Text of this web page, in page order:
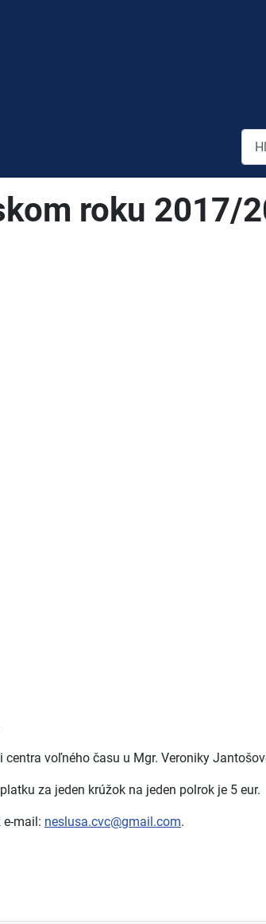
roku 2017/
voľného času u Mgr. Veroniky
za jeden krúžok na jeden polrok je 5 eur.
mail: neslusa.cvc@gmail.com.